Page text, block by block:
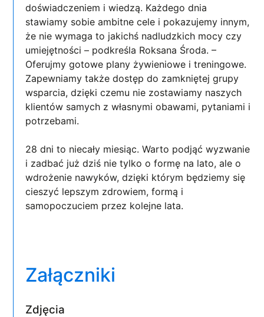
doświadczeniem i wiedzą. Każdego dnia
stawiamy sobie ambitne cele i pokazujemy innym,
że nie wymaga to jakichś nadludzkich mocy czy
umiejętności – podkreśla Roksana Środa. –
Oferujmy gotowe plany żywieniowe i treningowe.
Zapewniamy także dostęp do zamkniętej grupy
wsparcia, dzięki czemu nie zostawiamy naszych
klientów samych z własnymi obawami, pytaniami i
potrzebami.
28 dni to niecały miesiąc. Warto podjąć wyzwanie
i zadbać już dziś nie tylko o formę na lato, ale o
wdrożenie nawyków, dzięki którym będziemy się
cieszyć lepszym zdrowiem, formą i
samopoczuciem przez kolejne lata.
Załączniki
Zdjęcia